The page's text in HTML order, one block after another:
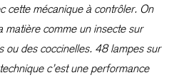
cette mécanique à contrôler. On
matière comme un insecte sur
ou des coccinelles. 48 lampes sur
c’est une performance